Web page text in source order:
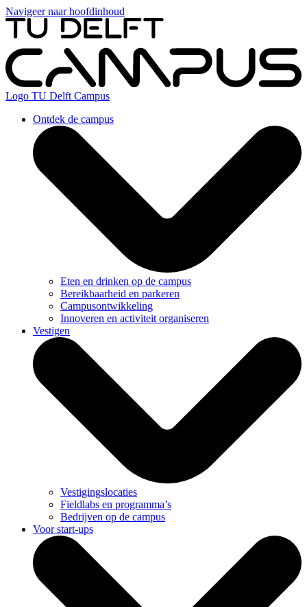
Navigeer naar hoofdinhoud
Logo TU Delft Campus
Ontdek de campus
Eten en drinken op de campus
Bereikbaarheid en parkeren
Campusontwikkeling
Innoveren en activiteit organiseren
Vestigen
Vestigingslocaties
Fieldlabs en programma’s
Bedrijven op de campus
Voor start-ups